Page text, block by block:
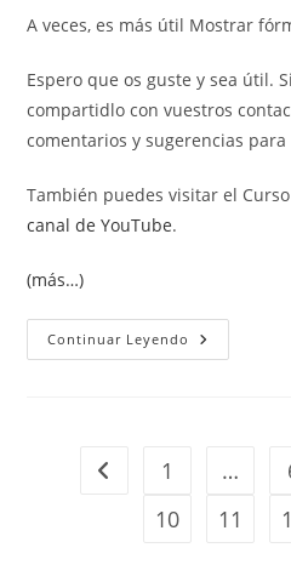
A veces, es más útil Mostrar
Espero que os guste y sea útil.
compartidlo con vuestros
comentarios y sugerencias para
También puedes visitar el
canal de YouTube.
(más…)
Continuar Leyendo Auditoría
De
Ir a la página anterior
1 …
10
11